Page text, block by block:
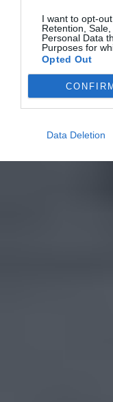
I want to opt-
Retention,
Personal Data
Purposes for
Opted Out
Data Deletion